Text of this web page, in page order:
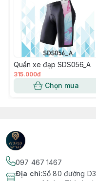
Quần xe đạp SDS056_A
315.000đ
Chọn mua
097 467 1467
Địa chỉ:Số 80 đường